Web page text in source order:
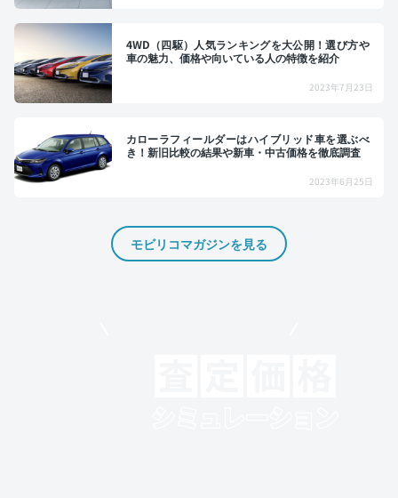
4WD（四駆）人気ランキングを大公開！選び方や
車の魅力、価格や向いている人の特徴を紹介
2023年7月23日
カローラフィールダーはハイブリッド車を選ぶべ
き！新旧比較の結果や新車・中古価格を徹底調査
2023年6月25日
モビリコマガジンを見る